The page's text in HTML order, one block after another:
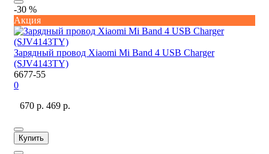
-30 %
Акция
Зарядный провод Xiaomi Mi Band 4 USB Charger
(SJV4143TY)
6677-55
0
670 р. 469 р.
Купить